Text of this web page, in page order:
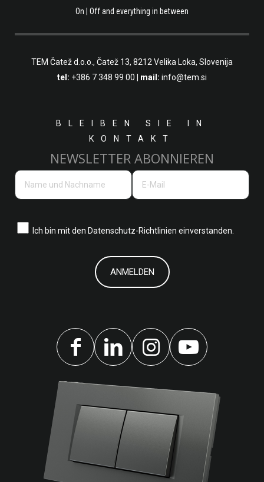
On | Off and everything in between
TEM Čatež d.o.o., Čatež 13, 8212 Velika Loka, Slovenija
tel: +386 7 348 99 00 mail: info@tem.si
BLEIBEN SIE IN
KONTAKT
NEWSLETTER ABONNIEREN
Ich bin mit den Datenschutz-Richtlinien einverstanden.